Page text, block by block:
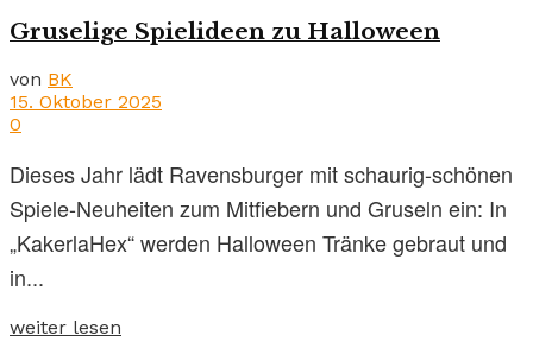
Gruselige Spielideen zu Halloween
von BK
15. Oktober 2025
0
Dieses Jahr lädt Ravensburger mit schaurig-schönen
Spiele-Neuheiten zum Mitfiebern und Gruseln ein: In
„KakerlaHex“ werden Halloween Tränke gebraut und
in...
weiter lesen